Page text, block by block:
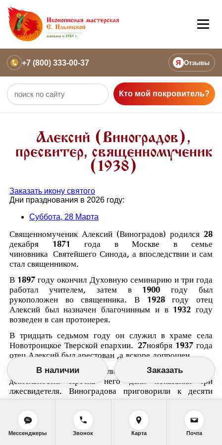
+7 (800) 333-00-37 Я Отзывы
Кто мой покровитель?
Алексий (Виноградов),
пресвитер, священномученик
(1938)
Заказать икону святого
Дни празднования в 2026 году:
Суббота, 28 Марта
Священномученик Алексий (Виноградов) родился 28
декабря 1871 года в Москве в семье
чиновника Святейшего Синода, а впоследствии и сам
стал священником.
В 1897 году окончил Духовную семинарию и три года
работал учителем, затем в 1900 году был
рукоположен во священника. В 1928 году отец
Алексий был назначен благочинным и в 1932 году
возведен в сан протоиерея.
В тридцать седьмом году он служил в храме села
Новотроицкое Тверской епархии.27ноября 1937 года
отец Алексий был арестован ,а вскоре допрошен.
Отца Алексия обвинили в контрреволюционной
деятельности. Против него дали показания три
лжесвидетеля. Виноградова приговорили к десяти
годам заключения в исправительно-трудовом лагере.
До отправки по этапу он находился в тюрьме в городе
Ржеве.
Там один из заключенных написал донос о
разговорах, которые вели в камере другие узники.
В наличии Заказать
Мессенджеры Звонок Карта Почта